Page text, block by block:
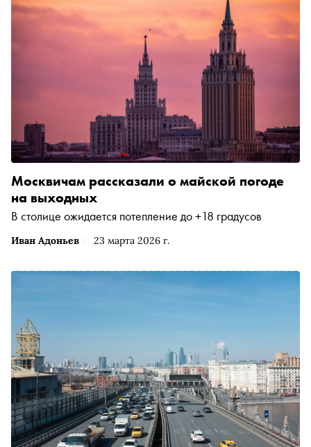
Иван Адоньев 23 марта 2026 г.
Москвичам рассказали о майской погоде
на выходных
В столице ожидается потепление до +18 градусов